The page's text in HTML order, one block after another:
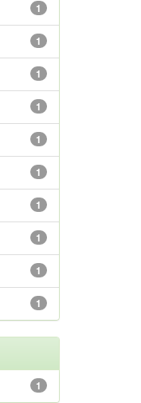
1
1
1
1
1
1
1
1
1
1
1